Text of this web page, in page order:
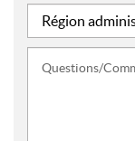
*Région
administrative
: